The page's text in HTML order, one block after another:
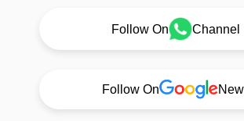
Follow On Channel
Follow On